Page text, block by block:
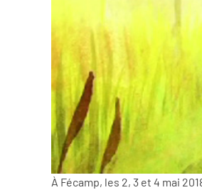
À Fécamp, les 2, 3 et 4 mai